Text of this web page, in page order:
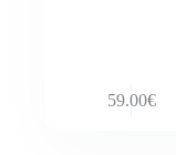
59.00€